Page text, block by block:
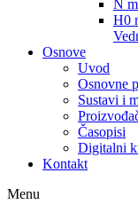
N
H0
Osnove
Uvod
Osnovne
Sustavi i
Časopisi
Digitalni
Kontakt
Menu